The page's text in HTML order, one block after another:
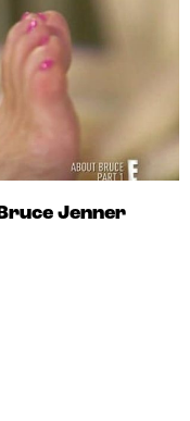
Jenner